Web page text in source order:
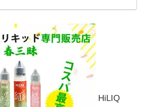
HiLIQ